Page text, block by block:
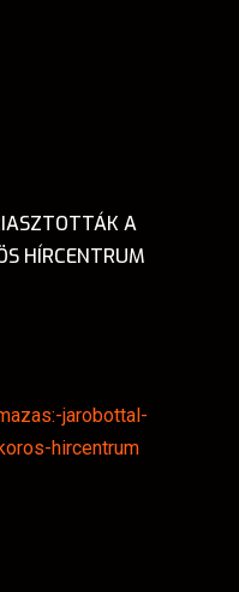
A
HÍRCENTRUM